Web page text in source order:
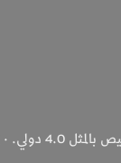
دولي. ·